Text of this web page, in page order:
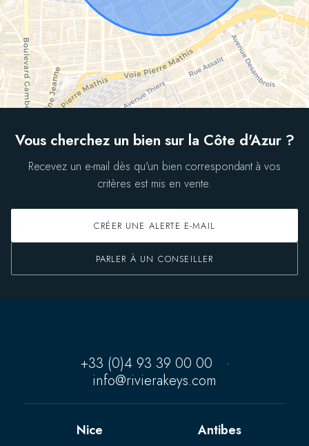
Vous cherchez un bien sur la Côte d'Azur ?
Recevez un e-mail dès qu'un bien correspondant à vos
critères est mis en vente.
CRÉER UNE ALERTE E-MAIL
PARLER À UN CONSEILLER
+33 (0)4 93 39 00 00
·
info@rivierakeys.com
Nice Antibes